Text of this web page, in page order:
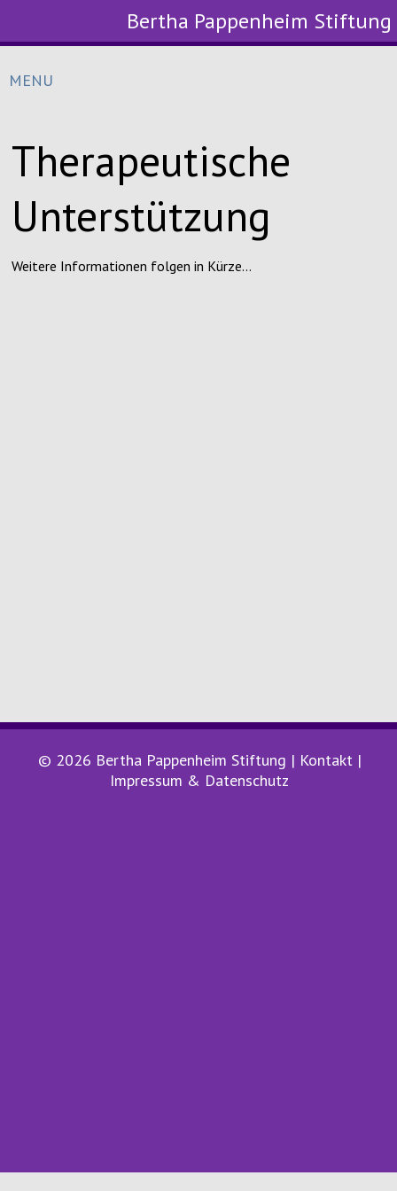
Bertha Pappenheim Stiftung
MENU
Therapeutische
Unterstützung
Weitere Informationen folgen in Kürze...
© 2026 Bertha Pappenheim Stiftung | Kontakt|
Impressum & Datenschutz